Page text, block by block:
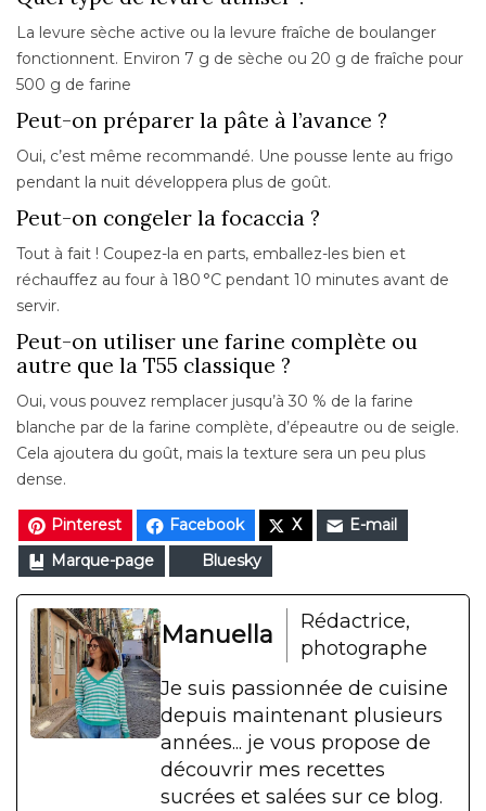
La levure sèche active ou la levure fraîche de boulanger
fonctionnent. Environ 7 g de sèche ou 20 g de fraîche pour
500 g de farine
Peut-on préparer la pâte à l’avance ?
Oui, c’est même recommandé. Une pousse lente au frigo
pendant la nuit développera plus de goût.
Peut-on congeler la focaccia ?
Tout à fait ! Coupez-la en parts, emballez-les bien et
réchauffez au four à 180 °C pendant 10 minutes avant de
servir.
Peut-on utiliser une farine complète ou
autre que la T55 classique ?
Oui, vous pouvez remplacer jusqu’à 30 % de la farine
blanche par de la farine complète, d’épeautre ou de seigle.
Cela ajoutera du goût, mais la texture sera un peu plus
dense.
Pinterest Facebook X
E-mail
Marque-page
Bluesky
Manuella
Rédactrice,
photographe
Je suis passionnée de cuisine
depuis maintenant plusieurs
années... je vous propose de
découvrir mes recettes
sucrées et salées sur ce blog.